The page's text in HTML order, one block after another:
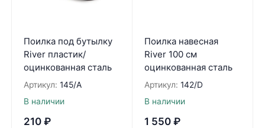
Поилка под бутылку
River пластик/
оцинкованная сталь
Артикул: 145/A
В наличии
210 ₽
Поилка навесная
River 100 см
оцинкованная сталь
Артикул: 142/D
В наличии
1 550 ₽